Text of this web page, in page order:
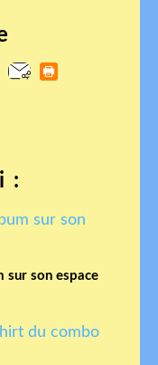
:
sur son espace